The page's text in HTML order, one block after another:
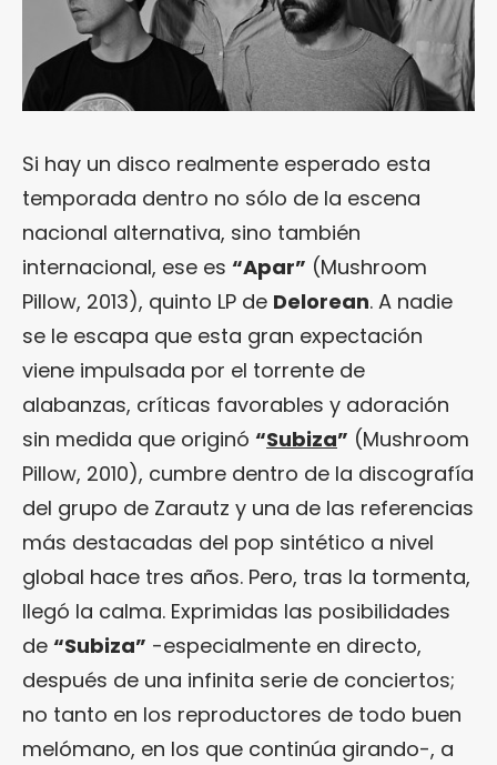
Si hay un disco realmente esperado esta
temporada dentro no sólo de la escena
nacional alternativa, sino también
internacional, ese es “Apar” (Mushroom
Pillow, 2013), quinto LP de Delorean. A nadie
se le escapa que esta gran expectación
viene impulsada por el torrente de
alabanzas, críticas favorables y adoración
sin medida que originó “Subiza” (Mushroom
Pillow, 2010), cumbre dentro de la discografía
del grupo de Zarautz y una de las referencias
más destacadas del pop sintético a nivel
global hace tres años. Pero, tras la tormenta,
llegó la calma. Exprimidas las posibilidades
de “Subiza” -especialmente en directo,
después de una infinita serie de conciertos;
no tanto en los reproductores de todo buen
melómano, en los que continúa girando-, a